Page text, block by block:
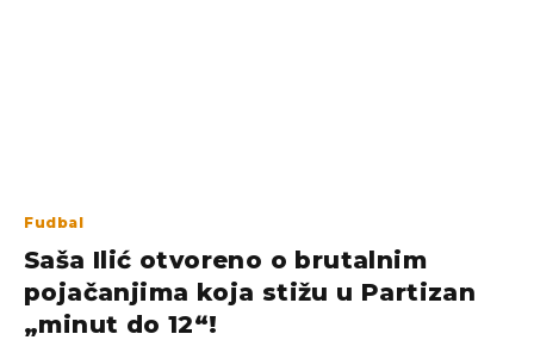
Fudbal
Saša Ilić otvoreno o brutalnim
pojačanjima koja stižu u Partizan
„minut do 12“!